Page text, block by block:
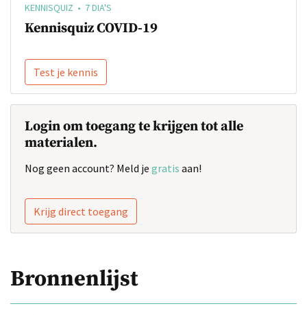
KENNISQUIZ • 7 DIA'S
Kennisquiz COVID-19
Test je kennis
Login om toegang te krijgen tot alle
materialen.
Nog geen account? Meld je gratis aan!
Krijg direct toegang
Bronnenlijst